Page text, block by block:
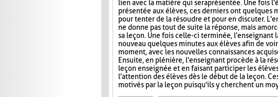
lien avec la matière qui sera présentée. Une fois
présentée aux élèves, ces derniers ont quelques
pour tenter de la résoudre et pour en discuter.
ne donne pas tout de suite la réponse, mais
sa leçon. Une fois celle-ci terminée, l'enseignant
nouveau quelques minutes aux élèves afin de voir
moment, avec les nouvelles connaissances
Ensuite, en plénière, l'enseignant procède à la
leçon enseignée et en faisant participer les
l'attention des élèves dès le début de la leçon.
motivés par la leçon puisqu'ils y cherchent un